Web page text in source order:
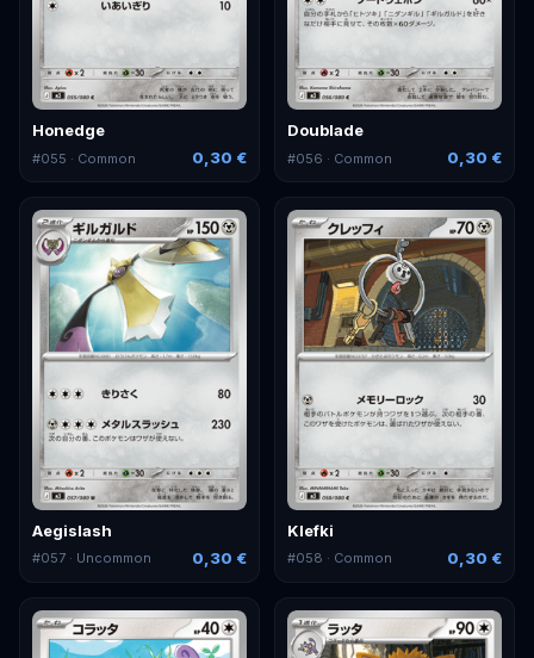
Honedge
#055 · Common 0,30 €
Doublade
#056 · Common 0,30 €
Aegislash
#057 · Uncommon 0,30 €
Klefki
#058 · Common 0,30 €